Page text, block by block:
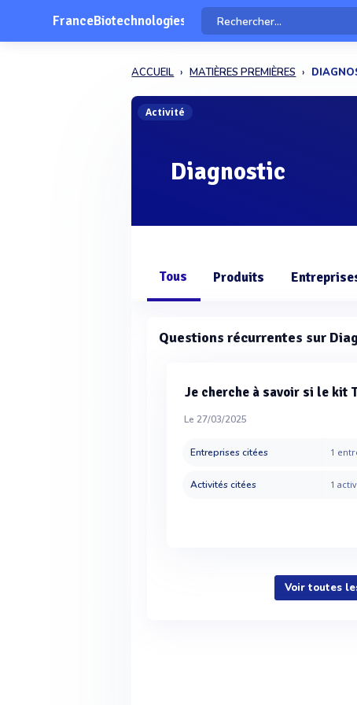
FranceBiotechnologies
ACCUEIL MATIÈRES PREMIÈRES
Activité
Diagnostic
Tous Produits
Questions récurrentes sur
Je cherche à savoir si le kit
Le 27/03/2025
Entreprises citées 1
Activités citées 1
Voir toutes